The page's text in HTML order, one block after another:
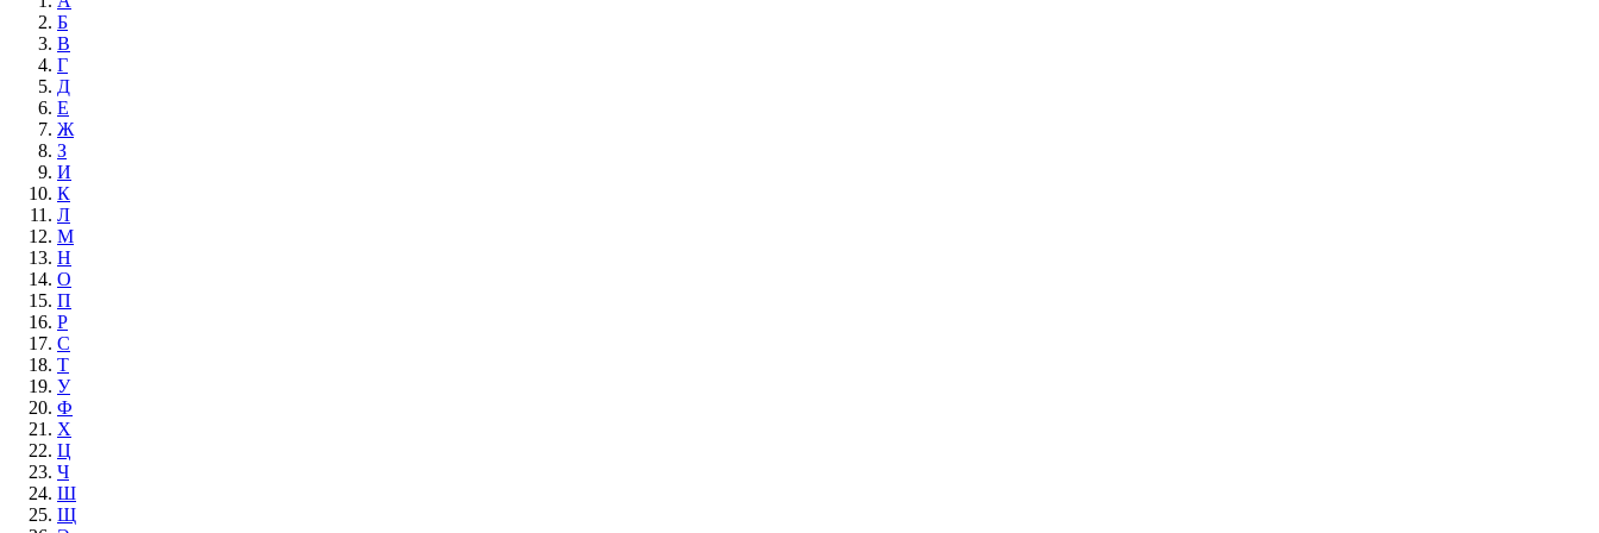
Б
В
Г
Д
Е
Ж
З
И
К
Л
М
Н
О
П
Р
С
Т
У
Ф
Х
Ц
Ч
Ш
Щ